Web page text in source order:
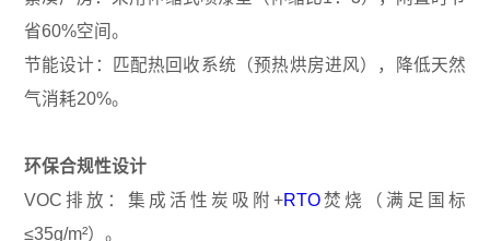
省60%空间。
节能设计：匹配热回收系统（预热烘房进风），降低天然
气消耗20%。
环保合规性设计
VOC排放：集成活性炭吸附+RTO焚烧（满足国标
≤35g/m²）。